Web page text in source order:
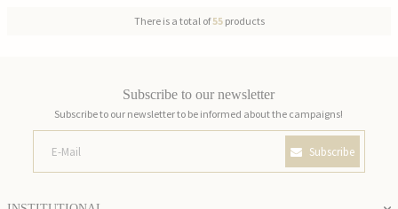
There is a total of55products
Subscribe to our newsletter
Subscribe to our newsletter to be informed about the campaigns!
Subscribe